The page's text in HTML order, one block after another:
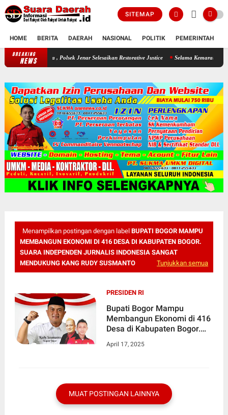
SITEMAP
HOME BERITA DAERAH NASIONAL POLITIK PEMERINTAH
BREAKING
NEWS Seorang Ayah Mencuri Jagung Demi Sang Buah Hatinya , Polsek Jenar
Menampilkan postingan dengan label BUPATI BOGOR MAMPU
MEMBANGUN EKONOMI DI 416 DESA DI KABUPATEN BOGOR.
SUARA INDEPENDEN JURNALIS INDONESIA SANGAT
MENDUKUNG KANG RUDY SUSMANTO
Tunjukkan semua
PRESIDEN RI
Bupati Bogor Mampu
Membangun Ekonomi di 416
Desa di Kabupaten Bogor.
Indonesia Sangat
April 17, 2025
MUAT POSTINGAN LAINNYA